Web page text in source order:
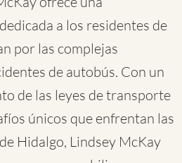
a los residentes de
por las complejas
de autobús. Con un
de las leyes de transporte
únicos que enfrentan las
Hidalgo, Lindsey McKay